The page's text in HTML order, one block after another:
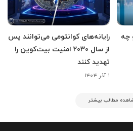
چه
رایانه‌های کوانتومی می‌توانند پس
از سال ۲۰۳۰ امنیت بیت‌کوین را
تهدید کنند
۱ آذر ۱۴۰۴
مطالب بیشتر